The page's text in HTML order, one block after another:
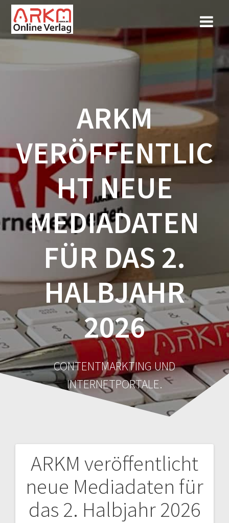
springen
ARKM
VERÖFFENTLIC
HT NEUE
MEDIADATEN
FÜR DAS 2.
HALBJAHR
2026
CONTENTMARKTING UND
INTERNETPORTALE.
ARKM veröffentlicht
neue Mediadaten für
das 2. Halbjahr 2026
Beitragsnavigation